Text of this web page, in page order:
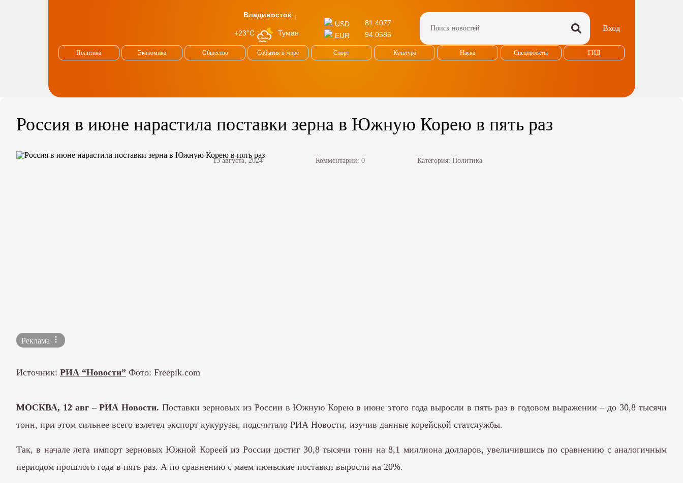
Владивосток
+23°C Туман
USD
81.4077
EUR
94.0585
Вход
Политика Экономика Общество События в мире Спорт Культура Наука Спецпроекты ГИД
Россия в июне нарастила поставки зерна в Южную Корею в пять раз
13 августа, 2024 Комментарии: 0 Категория: Политика
Реклама
Источник: РИА “Новости” Фото: Freepik.com
МОСКВА, 12 авг – РИА Новости. Поставки зерновых из России в Южную Корею в июне этого года выросли в пять раз в годовом выражении – до 30,8 тысячи
тонн, при этом сильнее всего взлетел экспорт кукурузы, подсчитало РИА Новости, изучив данные корейской статслужбы.
Так, в начале лета импорт зерновых Южной Кореей из России достиг 30,8 тысячи тонн на 8,1 миллиона долларов, увеличившись по сравнению с аналогичным
периодом прошлого года в пять раз. А по сравнению с маем июньские поставки выросли на 20%.